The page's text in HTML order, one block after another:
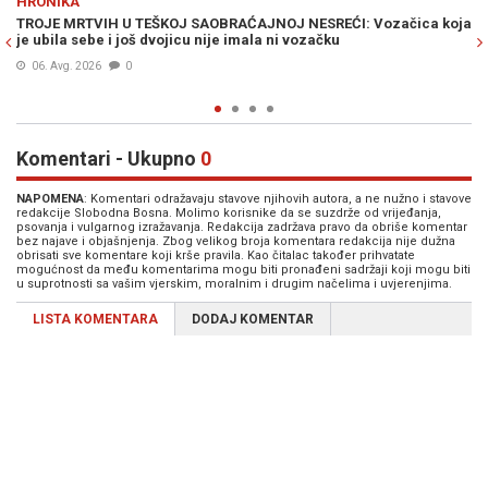
koja NEOBIČAN PRIZOR POSTAO HIT NA DRUŠTVENIM MREŽAMA:
Postavila bazen nasred ulice, reakcije sugrađana podijeljene
Komentari - Ukupno 0
NAPOMENA: Komentari odražavaju stavove njihovih autora, a ne nužno i stavove
redakcije Slobodna Bosna. Molimo korisnike da se suzdrže od vrijeđanja,
psovanja i vulgarnog izražavanja. Redakcija zadržava pravo da obriše komentar
bez najave i objašnjenja. Zbog velikog broja komentara redakcija nije dužna
obrisati sve komentare koji krše pravila. Kao čitalac također prihvatate
mogućnost da među komentarima mogu biti pronađeni sadržaji koji mogu biti
u suprotnosti sa vašim vjerskim, moralnim i drugim načelima i uvjerenjima.
LISTA KOMENTARA DODAJ KOMENTAR